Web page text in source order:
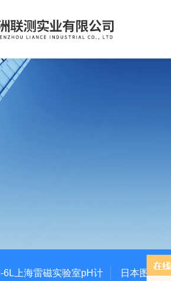
6L上海雷磁实验室pH计 日本图技